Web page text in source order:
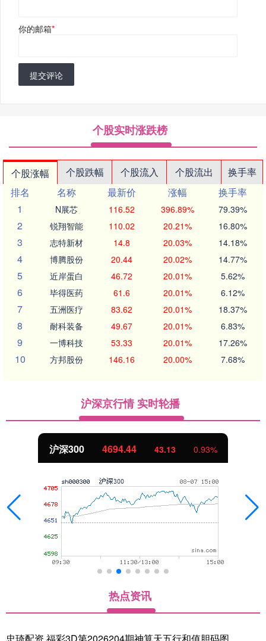
你的邮箱*
提交评论
个股实时涨跌榜
个股涨幅 个股跌幅 个股流入 个股流出
换手率
排名
名称 最新价 涨幅
换手率
1
N展芯 116.52 396.89% 79.39%
2 锐翔智能 110.02 20.21% 16.80%
3 志特新材 14.8 20.03% 14.18%
4 博腾股份 20.44 20.02% 14.77%
5 近岸蛋白 46.72 20.01% 5.62%
6 毕得医药 61.6 20.01% 6.12%
7 五洲医疗 83.62 20.01% 18.37%
8 耐科装备 49.67 20.01% 6.83%
9 一博科技 53.33 20.01% 17.26%
10 方邦股份 146.16 20.00% 7.68%
沪深京行情 实时轮播
沪深300 4694.44 43.13 0.93%
热点资讯
忠琦配资 福彩3D第2026204期神算天五行和值胆码图